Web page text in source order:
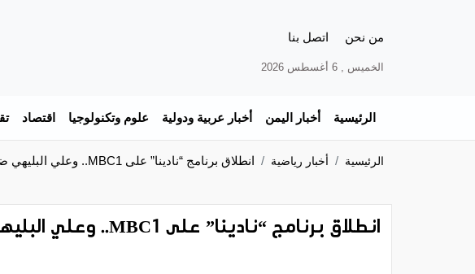
من نحن اتصل بنا
الخميس , 6 أغسطس 2026
الرئيسية أخبار اليمن أخبار عربية ودولية علوم وتكنولوجيا اقتصاد
الرئيسية أخبار رياضية انطلاق برنامج “نادينا” على MBC1.. وعلي البليهي ضيف الحلقة الأولى
انطلاق برنامج “نادينا” على MBC1.. وعلي البليهي ضيف الحلقة الأولى